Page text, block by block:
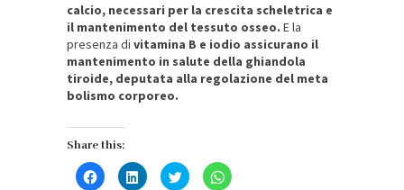
calcio, necessari per la crescita scheletrica e
il mantenimento del tessuto osseo. E la
presenza di vitamina B e iodio assicurano il
mantenimento in salute della ghiandola
tiroide, deputata alla regolazione del meta
bolismo corporeo.
Share this:
Fai
clic
Fai
clic
Fai
clic
Fai
clic